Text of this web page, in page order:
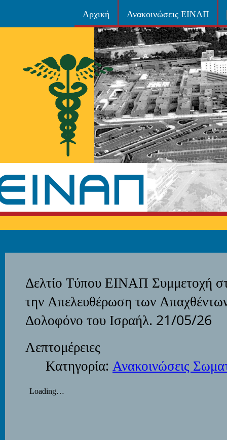
Αρχική Ανακοινώσεις ΕΙΝΑΠ
Δελτίο Τύπου ΕΙΝΑΠ Συμμετοχή
την Απελευθέρωση των
Δολοφόνο του Ισραήλ. 21/05/26
Λεπτομέρειες
Κατηγορία: Ανακοινώσεις